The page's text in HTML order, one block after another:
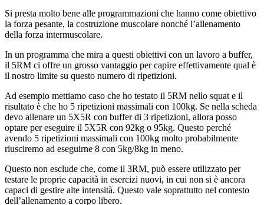
Si presta molto bene alle programmazioni che hanno come obiettivo
la forza pesante, la costruzione muscolare nonché l’allenamento
della forza intermuscolare.
In un programma che mira a questi obiettivi con un lavoro a buffer,
il 5RM ci offre un grosso vantaggio per capire effettivamente qual è
il nostro limite su questo numero di ripetizioni.
Ad esempio mettiamo caso che ho testato il 5RM nello squat e il
risultato è che ho 5 ripetizioni massimali con 100kg. Se nella scheda
devo allenare un 5X5R con buffer di 3 ripetizioni, allora posso
optare per eseguire il 5X5R con 92kg o 95kg. Questo perché
avendo 5 ripetizioni massimali con 100kg molto probabilmente
riusciremo ad eseguirne 8 con 5kg/8kg in meno.
Questo non esclude che, come il 3RM, può essere utilizzato per
testare le proprie capacità in esercizi nuovi, in cui non si è ancora
capaci di gestire alte intensità. Questo vale soprattutto nel contesto
dell’allenamento a corpo libero.